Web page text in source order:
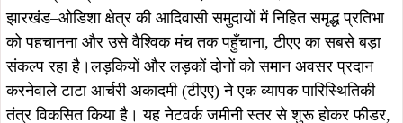
इसका शानदार उदाहरण 2023 के एशियाई खेलों में हासिल किया गया
प्रतिष्ठित कांस्य पदक है, जिसे टीएए की कैडेट्स अंकिता भकत और
भजन कौर की टीम ने जीता।
अंकिता भकत ने पेरिस 2024 समर ओलंपिक में सेमीफाइनल तक